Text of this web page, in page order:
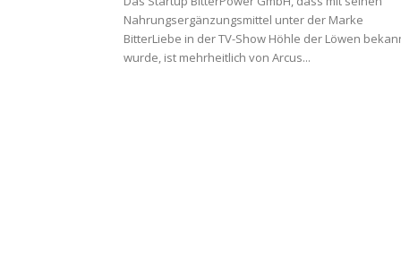
Nahrungsergänzungsmittel unter der Marke
BitterLiebe in der TV-Show Höhle der Löwen
wurde, ist mehrheitlich von Arcus...